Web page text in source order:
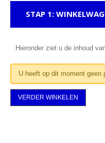
STAP 1:
Hieronder ziet u de inhoud
U heeft op dit moment geen
VERDER WINKELEN